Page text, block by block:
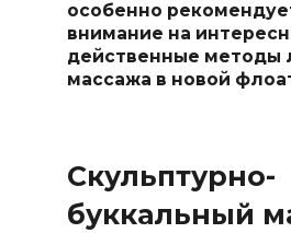
особенно
внимание на
действенные методы
массажа в новой
Скульптурно-
буккальный